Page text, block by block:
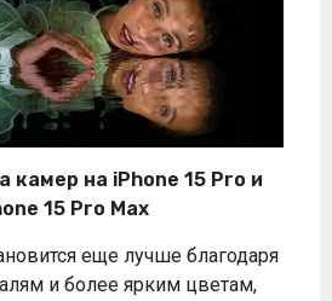
камер на iPhone 15 Pro и
15 Pro Max
еще лучше благодаря
и более ярким цветам,